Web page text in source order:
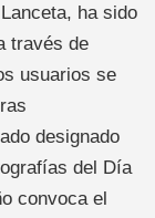
ha sido
través de
usuarios se
designado
del Día
convoca el